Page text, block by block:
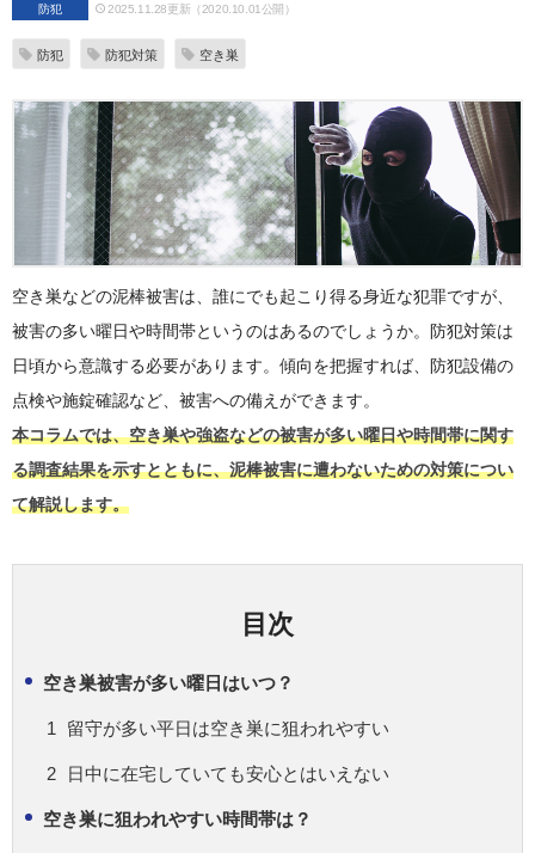
防犯 2025.11.28更新（2020.10.01公開）
防犯 防犯対策 空き巣
空き巣などの泥棒被害は、誰にでも起こり得る身近な犯罪ですが、
被害の多い曜日や時間帯というのはあるのでしょうか。防犯対策は
日頃から意識する必要があります。傾向を把握すれば、防犯設備の
点検や施錠確認など、被害への備えができます。
本コラムでは、空き巣や強盗などの被害が多い曜日や時間帯に関す
る調査結果を示すとともに、泥棒被害に遭わないための対策につい
て解説します。
目次
空き巣被害が多い曜日はいつ？
留守が多い平日は空き巣に狙われやすい
日中に在宅していても安心とはいえない
空き巣に狙われやすい時間帯は？